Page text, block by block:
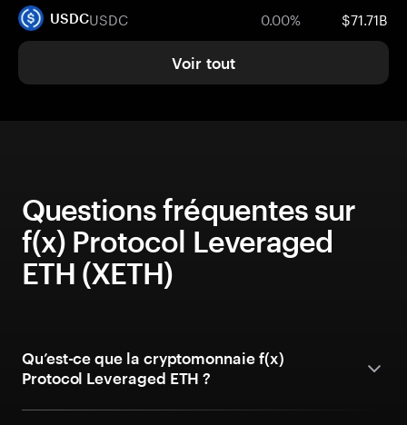
USDCUSDC 0.00% $71.71B
Voir tout
Questions fréquentes sur
f(x) Protocol Leveraged
ETH (XETH)
Qu’est-ce que la cryptomonnaie f(x)
Protocol Leveraged ETH ?